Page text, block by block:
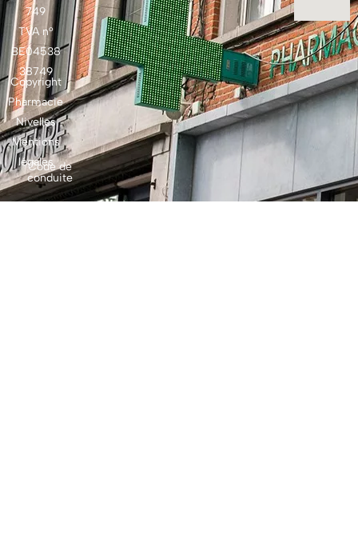
749
TVA n°
BE04538
38749
Copyright
Pharmacie
Nivelles
Mentions
légales
Code de
conduite